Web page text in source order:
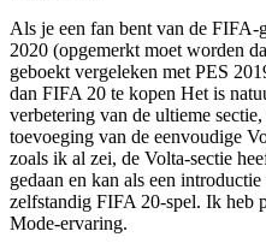
Als je een fan bent van de FIFA-
2020 (opgemerkt moet worden
geboekt vergeleken met PES
dan FIFA 20 te kopen Het is
verbetering van de ultieme
toevoeging van de eenvoudige
zoals ik al zei, de Volta-sectie
gedaan en kan als een
zelfstandig FIFA 20-spel. Ik heb
Mode-ervaring.